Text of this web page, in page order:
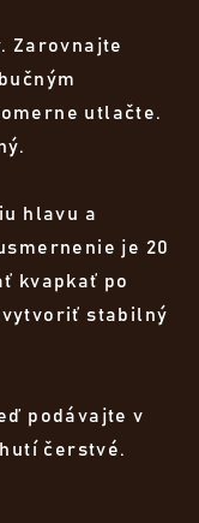
Zarovnajte
utlačte.
hlavu a
je 20
kvapkať po
vytvoriť stabilný
podávajte v
čerstvé.